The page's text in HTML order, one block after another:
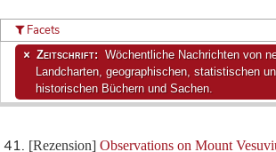
[Rezension] Observations on Mount
Facets
Zeitschrift:
Wöchentliche Nachrichten von
Landcharten, geographischen, statistischen
historischen Büchern und Sachen.